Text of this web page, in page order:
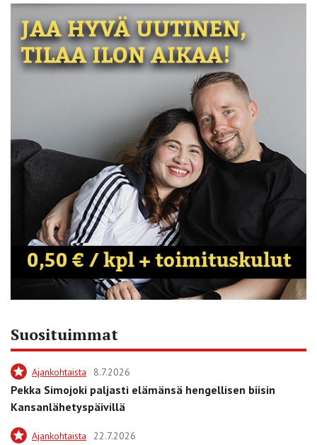
Suosituimmat
Ajankohtaista 8.7.2026
Pekka Simojoki paljasti elämänsä hengellisen biisin
Kansanlähetyspäivillä
Ajankohtaista 22.7.2026